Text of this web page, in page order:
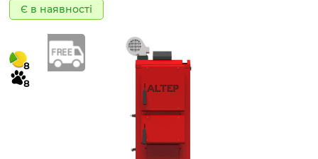
Є в наявності
8
8